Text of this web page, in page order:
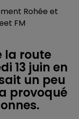
Rohée et
FM
la route
13 juin en
un peu
provoqué